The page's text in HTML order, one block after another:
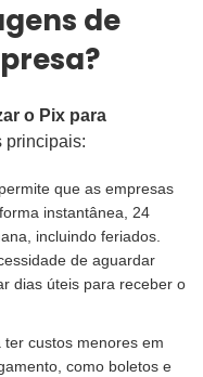
de
o Pix para
principais:
que as empresas
instantânea, 24
incluindo feriados.
de aguardar
dias úteis para receber o
ter custos menores em
como boletos e